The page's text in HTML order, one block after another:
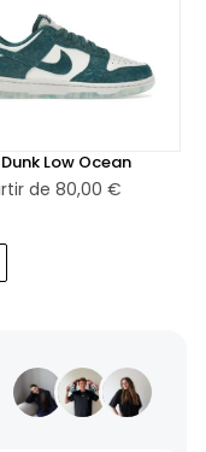
Low Ocean
de 80,00 €